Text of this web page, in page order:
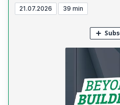
21.07.2026 39 min